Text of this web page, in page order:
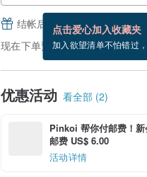
点击爱心加入收藏夹
加入欲望清单不怕错过
结帐后填写并分享，免费帮
现在下单预估 8/12~8/17 到货。
优惠活动 看全部 (2)
Pinkoi 帮你付邮费！
邮费 US$ 6.00
活动详情